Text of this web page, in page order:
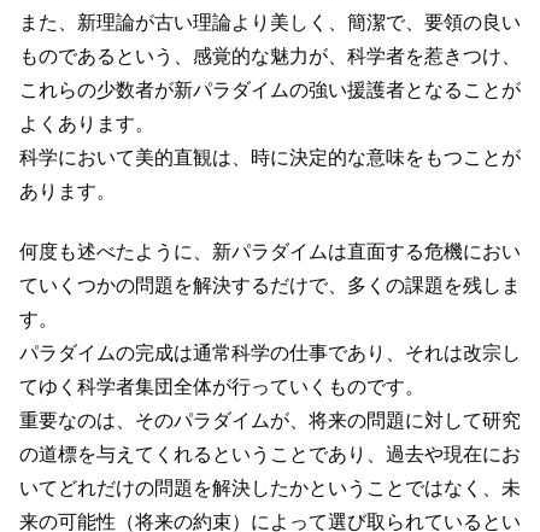
また、新理論が古い理論より美しく、簡潔で、要領の良い
ものであるという、感覚的な魅力が、科学者を惹きつけ、
これらの少数者が新パラダイムの強い援護者となることが
よくあります。
科学において美的直観は、時に決定的な意味をもつことが
あります。
何度も述べたように、新パラダイムは直面する危機におい
ていくつかの問題を解決するだけで、多くの課題を残しま
す。
パラダイムの完成は通常科学の仕事であり、それは改宗し
てゆく科学者集団全体が行っていくものです。
重要なのは、そのパラダイムが、将来の問題に対して研究
の道標を与えてくれるということであり、過去や現在にお
いてどれだけの問題を解決したかということではなく、未
来の可能性（将来の約束）によって選び取られているとい